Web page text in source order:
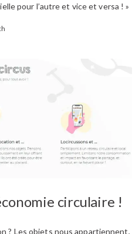
pour l’autre et vice et versa ! »
circulaire !
? Les objets nous appartiennent,